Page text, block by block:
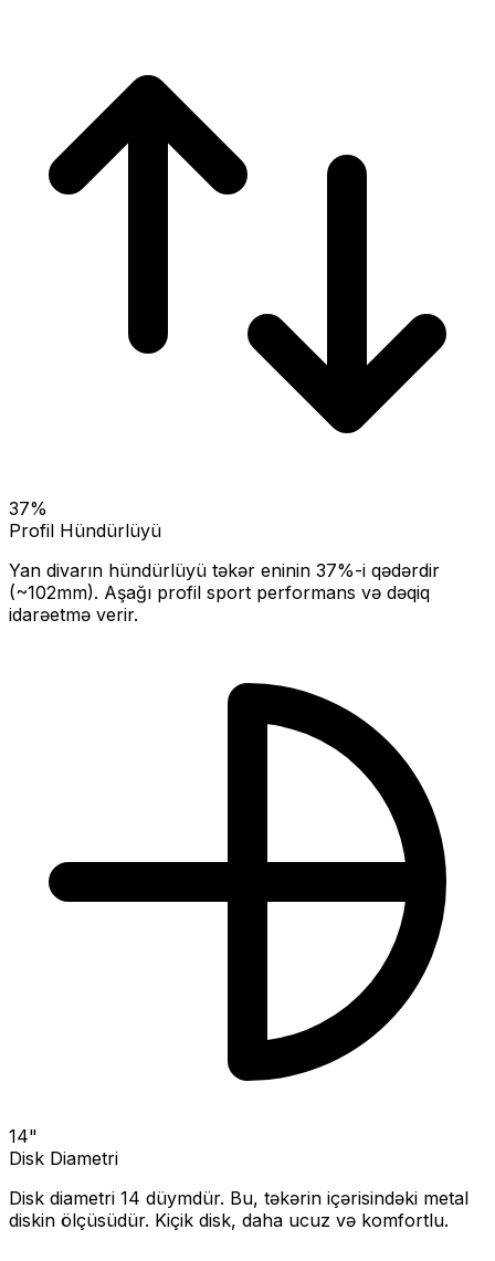
37%
Profil Hündürlüyü
Yan divarın hündürlüyü təkər eninin 37%-i qədərdir
(~102mm). Aşağı profil sport performans və dəqiq
idarəetmə verir.
14"
Disk Diametri
Disk diametri 14 düymdür. Bu, təkərin içərisindəki metal
diskin ölçüsüdür. Kiçik disk, daha ucuz və komfortlu.